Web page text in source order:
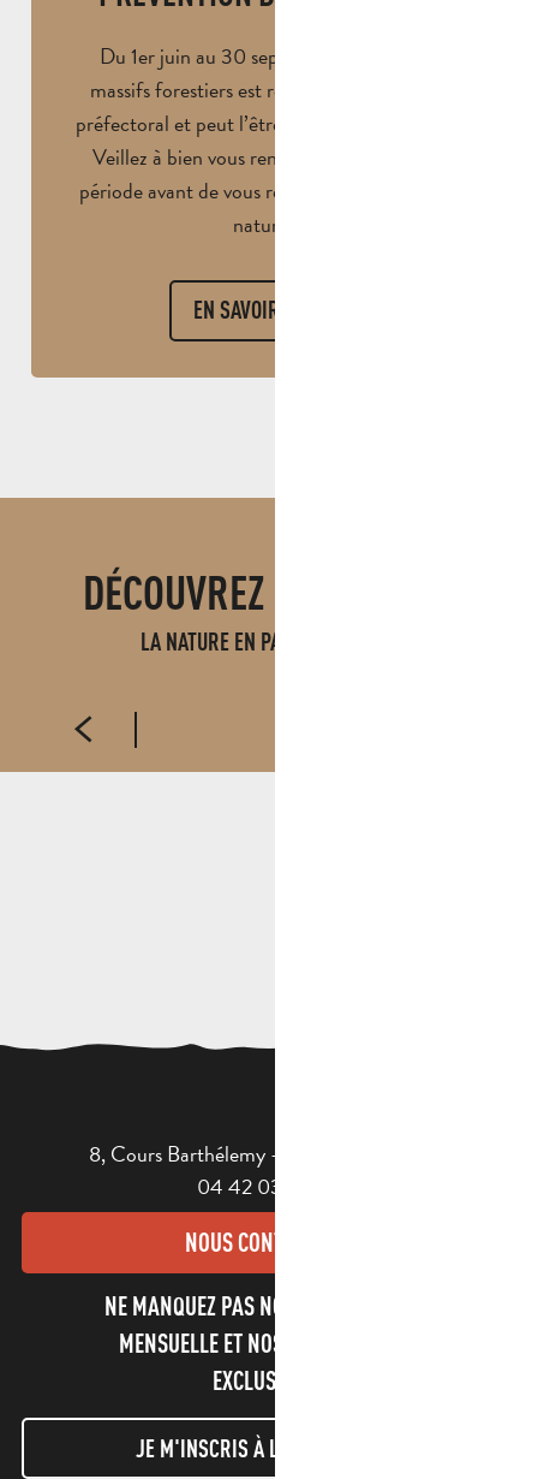
Du 1er juin au 30 septembre, l’accès aux
massifs forestiers est réglementé par arrêté
préfectoral et peut l’être par arrêté municipal.
Veillez à bien vous renseigner durant cette
période avant de vous rendre dans les espaces
naturels.
EN SAVOIR PLUS
DÉCOUVREZ ÉGALEMENT
LA NATURE EN PAYS D'AUBAGNE
8, Cours Barthélemy - 13400 AUBAGNE
04 42 03 49 98
NOUS CONTACTER
NE MANQUEZ PAS NOTRE NEWSLETTER
MENSUELLE ET NOS INFORMATIONS
EXCLUSIVES !
JE M'INSCRIS À LA NEWSLETTER